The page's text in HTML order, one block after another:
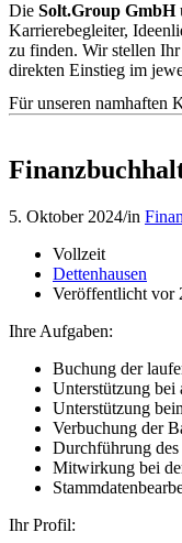
Die Solt.Group GmbH
Karrierebegleiter,
zu finden. Wir stellen
direkten Einstieg im
Für unseren namhaften
5. Oktober 2024/in
Vollzeit
Dettenhausen
Veröffentlicht vor
Ihre Aufgaben:
Buchung der
Unterstützung bei
Unterstützung
Verbuchung der
Durchführung
Mitwirkung bei
Ihr Profil: